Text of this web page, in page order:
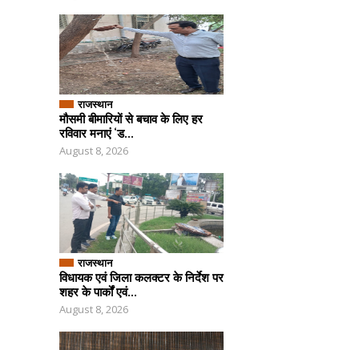
राजस्थान
मौसमी बीमारियों से बचाव के लिए हर
रविवार मनाएं ‘ड...
August 8, 2026
राजस्थान
विधायक एवं जिला कलक्टर के निर्देश पर
शहर के पार्कों एवं...
August 8, 2026